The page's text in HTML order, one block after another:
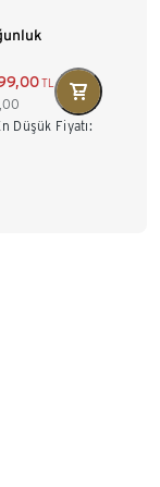
TL
Düşük Fiyatı: